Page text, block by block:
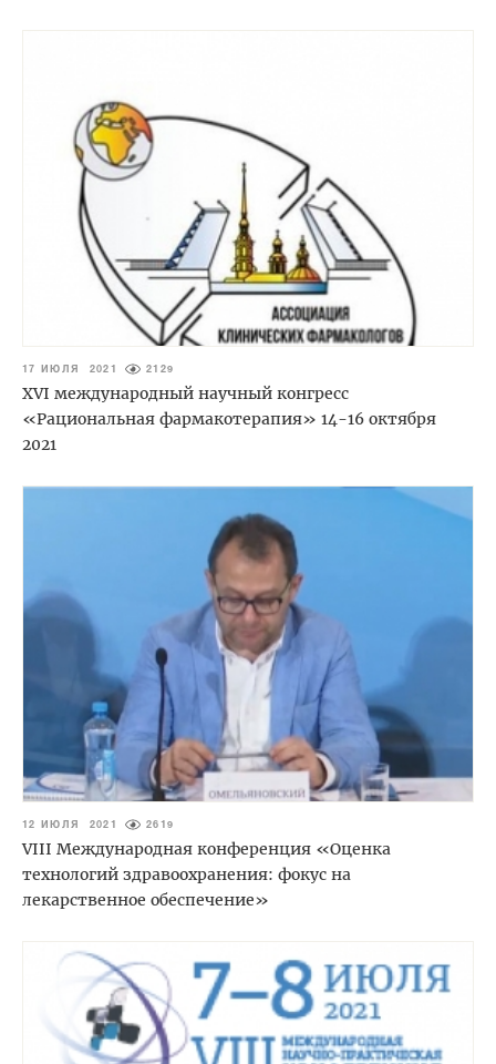
17 ИЮЛЯ 2021 2129
XVI международный научный конгресс
«Рациональная фармакотерапия» 14-16 октября
2021
12 ИЮЛЯ 2021 2619
VIII Международная конференция «Оценка
технологий здравоохранения: фокус на
лекарственное обеспечение»